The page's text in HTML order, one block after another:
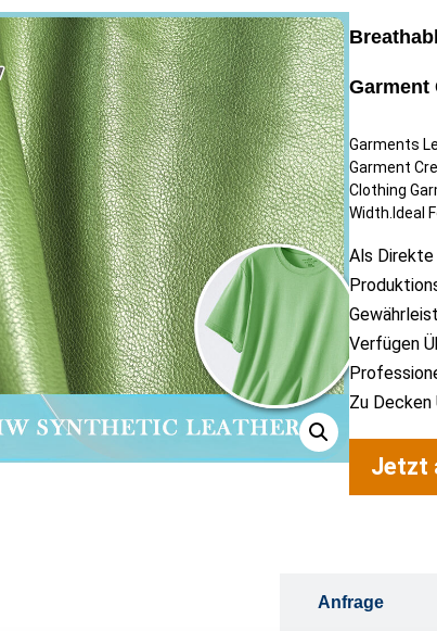
Garment
Garments
Garment
Clothing
Width.Ideal
Als Direkte
Verfügen
Zu Decken
Jetzt
Anfrage